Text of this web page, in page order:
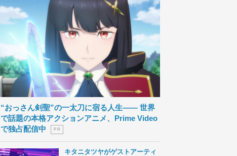
“おっさん剣聖”の一太刀に宿る人生―― 世界
で話題の本格アクションアニメ、Prime Video
で独占配信中
P R
キタニタツヤがゲストアーティ